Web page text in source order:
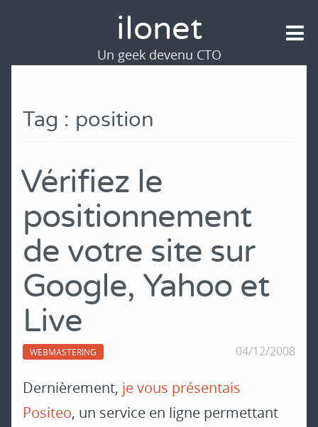
Tag : position
Vérifiez le
positionnement
de votre site sur
Google, Yahoo et
Live
WEBMASTERING 04/12/2008
Dernièrement, je vous présentais
Positeo, un service en ligne permettant
ilonet
Un geek devenu CTO